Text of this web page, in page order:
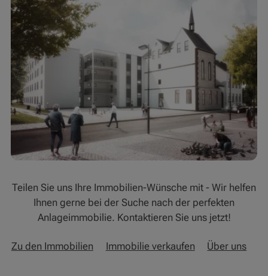
Teilen Sie uns Ihre Immobilien-Wünsche mit - Wir helfen
Ihnen gerne bei der Suche nach der perfekten
Anlageimmobilie. Kontaktieren Sie uns jetzt!
Zu den Immobilien Immobilie verkaufen Über uns